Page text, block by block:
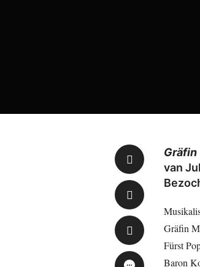
Gräfin
van
Gräfin
Fürst
Baron